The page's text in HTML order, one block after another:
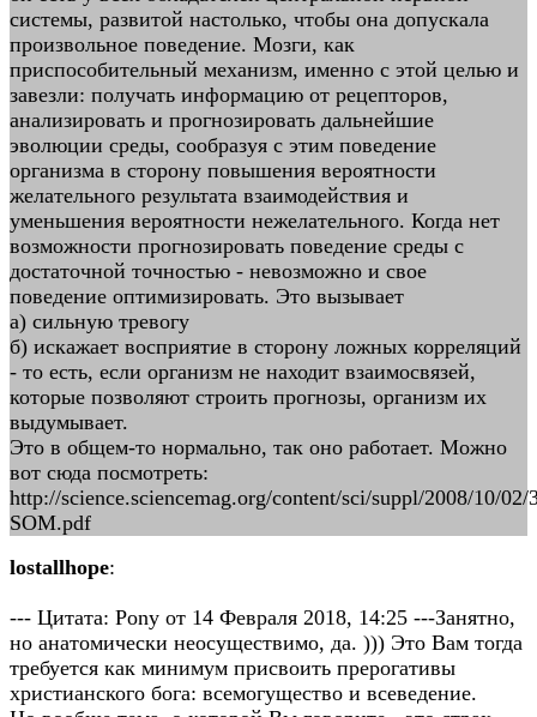
системы, развитой настолько, чтобы она допускала
произвольное поведение. Мозги, как
приспособительный механизм, именно с этой целью и
завезли: получать информацию от рецепторов,
анализировать и прогнозировать дальнейшие
эволюции среды, сообразуя с этим поведение
организма в сторону повышения вероятности
желательного результата взаимодействия и
уменьшения вероятности нежелательного. Когда нет
возможности прогнозировать поведение среды с
достаточной точностью - невозможно и свое
поведение оптимизировать. Это вызывает
а) сильную тревогу
б) искажает восприятие в сторону ложных корреляций
- то есть, если организм не находит взаимосвязей,
которые позволяют строить прогнозы, организм их
выдумывает.
Это в общем-то нормально, так оно работает. Можно
вот сюда посмотреть:
http://science.sciencemag.org/content/sci/suppl/2008/10/
SOM.pdf
lostallhope:
--- Цитата: Pony от 14 Февраля 2018, 14:25 ---Занятно,
но анатомически неосуществимо, да. ))) Это Вам тогда
требуется как минимум присвоить прерогативы
христианского бога: всемогущество и всеведение.